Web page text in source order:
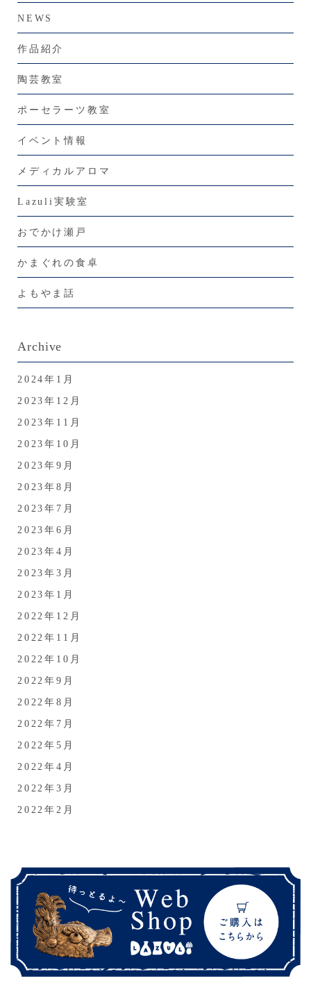
NEWS
作品紹介
陶芸教室
ポーセラーツ教室
イベント情報
メディカルアロマ
Lazuli実験室
おでかけ瀬戸
かまぐれの食卓
よもやま話
Archive
2024年1月
2023年12月
2023年11月
2023年10月
2023年9月
2023年8月
2023年7月
2023年6月
2023年4月
2023年3月
2023年1月
2022年12月
2022年11月
2022年10月
2022年9月
2022年8月
2022年7月
2022年5月
2022年4月
2022年3月
2022年2月